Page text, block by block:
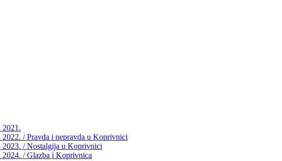
2021.
/ Pravda i nepravda u Koprivnici
/ Nostalgija u Koprivnici
/ Glazba i Koprivnica